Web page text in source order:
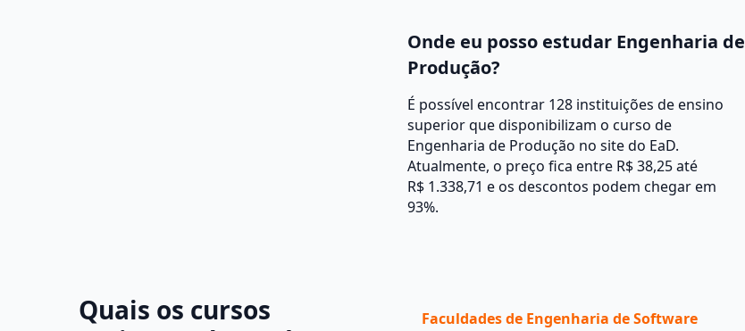
Onde eu posso estudar Engenharia de
Produção?
É possível encontrar 128 instituições de ensino
superior que disponibilizam o curso de
Engenharia de Produção no site do EaD.
Atualmente, o preço fica entre R$ 38,25 até
R$ 1.338,71 e os descontos podem chegar em
93%.
Quais os cursos
Faculdades de Engenharia de Software